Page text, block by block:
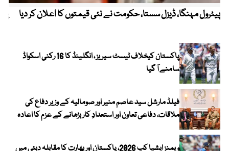
پیٹرول مہنگا، ڈیزل سستا، حکومت نے نئی قیمتوں کا اعلان کر دیا
پاکستان کیخلاف ٹیسٹ سیریز ، انگلینڈ کا 16 رکنی اسکواڈ
سامنے آ گیا
فیلڈ مارشل سید عاصم منیر اور صومالیہ کے وزیر دفاع کی
ملاقات، دفاعی تعاون اور استعدادِ کار بڑھانے کے عزم کا اعادہ
ویمنز ایشیا کپ 2026، پاکستان اور بھارت کا مقابلہ دبئی میں